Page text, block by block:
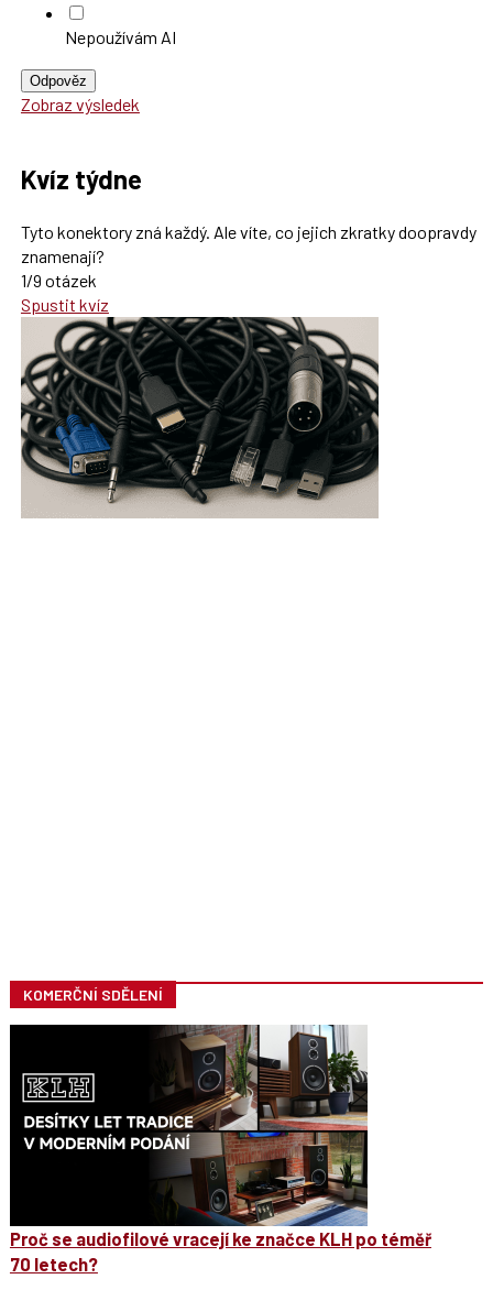
Nepoužívám AI
Odpověz
Zobraz výsledek
Kvíz týdne
Tyto konektory zná každý. Ale víte, co jejich zkratky doopravdy
znamenají?
1/9 otázek
Spustit kvíz
KOMERČNÍ SDĚLENÍ
Proč se audiofilové vracejí ke značce KLH po téměř
70 letech?